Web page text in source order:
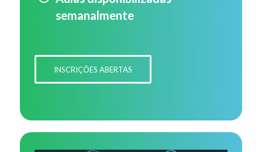
semanalmente
INSCRIÇÕES ABERTAS